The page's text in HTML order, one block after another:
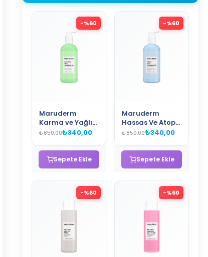
-%60
Maruderm
Karma ve Yağlı
Ciltlere Özel
Temizleme Jeli
400 ML
₺850,00₺340,00
Sepete Ekle
-%60
Maruderm
Hassas Ve Atopik
Ciltler İçin Yüz
400 ML
₺850,00₺340,00
Sepete Ekle
-%60 -%60